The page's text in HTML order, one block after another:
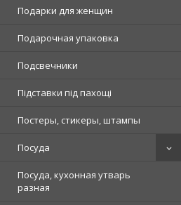
Подарки для женщин
Подарочная упаковка
Подсвечники
Підставки під пахощі
Постеры, стикеры, штампы
Посуда
Посуда, кухонная утварь
разная